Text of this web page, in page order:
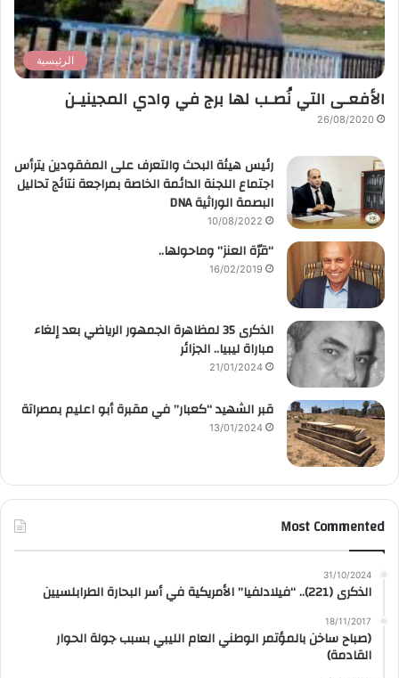
الرئيسية
الأفعـى التي نُصـب لها برج في وادي المجينيـن
26/08/2020
رئيس هيئة البحث والتعرف على المفقودين يترأس
اجتماع اللجنة الدائمة الخاصة بمراجعة نتائج تحاليل
البصمة الوراثية DNA
10/08/2022
“قرّة العنز” وماحولها..
16/02/2019
الذكرى 35 لمظاهرة الجمهور الرياضي بعد إلغاء
مباراة ليبيا.. الجزائر
21/01/2024
قبر الشهيد “كعبار” في مقبرة أبو اعليم بمصراتة
13/01/2024
Most Commented
31/10/2024
الذكرى (221).. “فيلادلفيا” الأمريكية في أسر البحارة الطرابلسيين
18/11/2017
(صباح ساخن بالمؤتمر الوطني العام الليبي بسبب جولة الحوار
القادمة)